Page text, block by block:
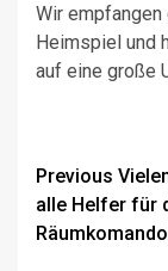
Wir
Heimspiel und
auf eine große
Post
Previous
alle Helfer für